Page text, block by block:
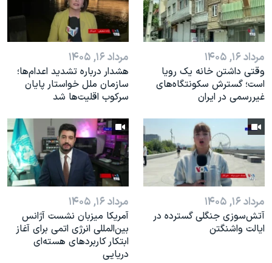
مرداد ۱۶, ۱۴۰۵
وقتی داشتن خانه یک رویا
است؛ گسترش سکونتگاه‌های
غیررسمی در ایران
مرداد ۱۶, ۱۴۰۵
هشدار درباره تشدید اعدام‌ها؛
سازمان ملل خواستار پایان
سرکوب اقلیت‌ها شد
مرداد ۱۶, ۱۴۰۵
آتش‌سوزی جنگلی گسترده در
ایالت واشنگتن
مرداد ۱۶, ۱۴۰۵
آمریکا میزبان نشست آژانس
بین‌المللی انرژی اتمی برای آغاز
ابتکار کاربردهای هسته‌ای
دریایی